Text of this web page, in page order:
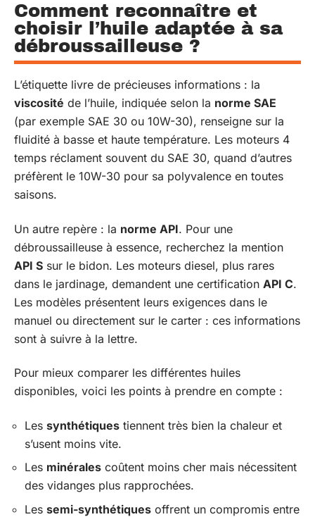
Comment reconnaître et
choisir l’huile adaptée à sa
débroussailleuse ?
L’étiquette livre de précieuses informations : la
viscosité de l’huile, indiquée selon la norme SAE
(par exemple SAE 30 ou 10W-30), renseigne sur la
fluidité à basse et haute température. Les moteurs 4
temps réclament souvent du SAE 30, quand d’autres
préfèrent le 10W-30 pour sa polyvalence en toutes
saisons.
Un autre repère : la norme API. Pour une
débroussailleuse à essence, recherchez la mention
API S sur le bidon. Les moteurs diesel, plus rares
dans le jardinage, demandent une certification API C.
Les modèles présentent leurs exigences dans le
manuel ou directement sur le carter : ces informations
sont à suivre à la lettre.
Pour mieux comparer les différentes huiles
disponibles, voici les points à prendre en compte :
Les synthétiques tiennent très bien la chaleur et
s’usent moins vite.
Les minérales coûtent moins cher mais nécessitent
des vidanges plus rapprochées.
Les semi-synthétiques offrent un compromis entre